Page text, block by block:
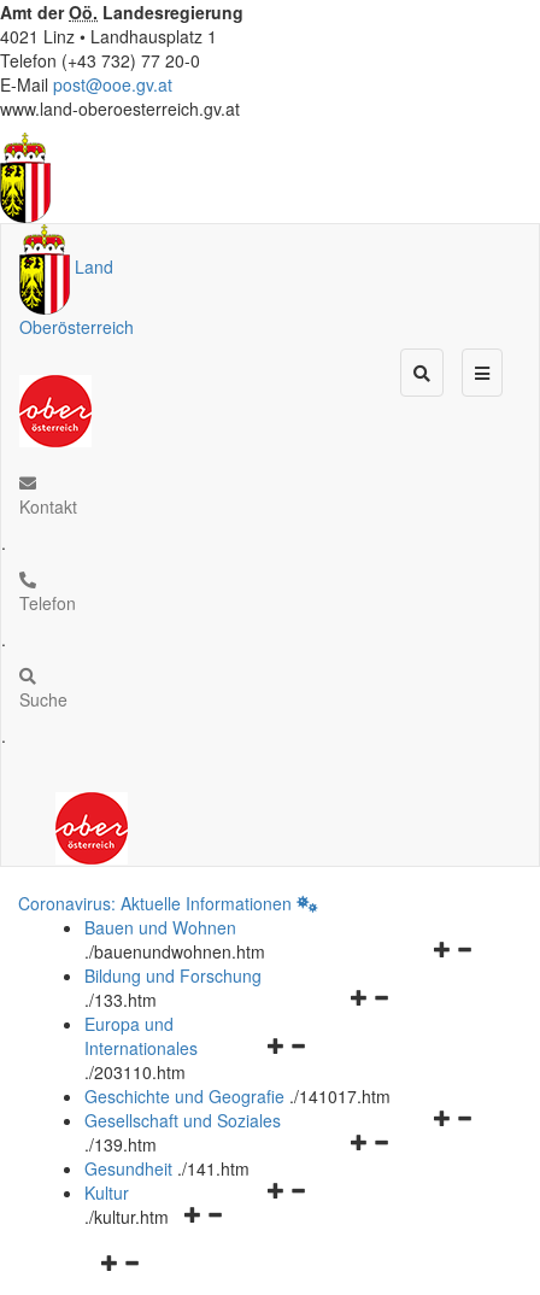
Amt derOö. Landesregierung
4021 Linz • Landhausplatz 1
Telefon (+43 732) 77 20-0
E-Mail post@ooe.gv.at
www.land-oberoesterreich.gv.at
Land
Oberösterreich
Kontakt
.
Telefon
.
Suche
.
Coronavirus: Aktuelle Informationen
Bauen und Wohnen
./bauenundwohnen.htm
Navigationsmenü
Bildung und Forschung
./133.htm
Navigationsmenü
und
schließen
Europa und
Internationales
./203110.htm
Geschichte und Geografie ./141017.htm
Navigationsmenü
Gesellschaft und Soziales
./139.htm
Navigationsmenü
Gesundheit ./141.htm
Navigationsmenü
Kultur
./kultur.htm
Navigationsmenü